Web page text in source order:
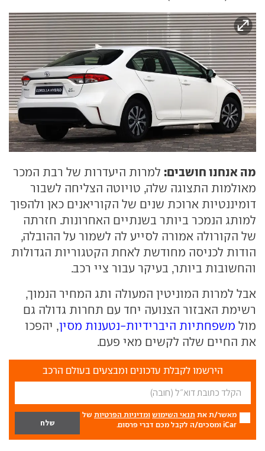
מה אנחנו חושבים: למרות היעדרות של רבת המכר
מאולמות התצוגה שלה, טויוטה הצליחה לשבור
דומיננטיות ארוכת שנים של הקוריאנים כאן ולהפוך
למותג הנמכר ביותר בשנתיים האחרונות. חזרתה
של הקורולה אמורה לסייע לה לשמור על ההובלה,
הודות לכניסה מחודשת לאחת הקטגוריות הגדולות
והחשובות ביותר, בעיקר עבור ציי רכב.
אבל למרות המוניטין המעולה ותג המחיר הנמוך,
רשימת האבזור הצנועה יחד עם תחרות גדולה גם
מול משפחתיות היברידיות-נטענות מסין, יהפכו
את החיים שלה לקשים מאי פעם.
הירשמו לקבלת עדכונים ומבצעים בעולם הרכב
מאשר/ת את תנאי השימוש ומדיניות הפרטיות של
iCar ומסכים/ה לקבל מכם דברי פרסום.